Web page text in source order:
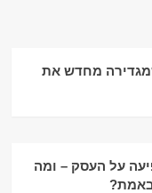
מחדש את
על העסק – ומה
באמת?